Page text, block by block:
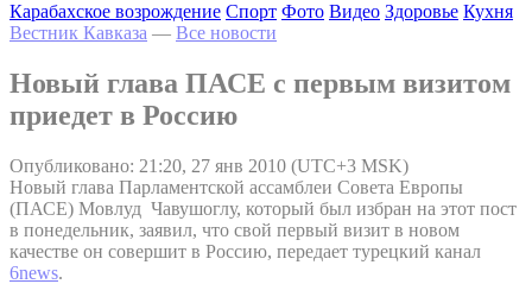
Карабахское возрождение Спорт Фото Видео Здоровье Кухня
Вестник Кавказа — Все новости
Новый глава ПАСЕ с первым визитом
приедет в Россию
Опубликовано: 21:20, 27 янв 2010 (UTC+3 MSK)
Новый глава Парламентской ассамблеи Совета Европы
(ПАСЕ) Мовлуд Чавушоглу, который был избран на этот пост
в понедельник, заявил, что свой первый визит в новом
качестве он совершит в Россию, передает турецкий канал
6news.